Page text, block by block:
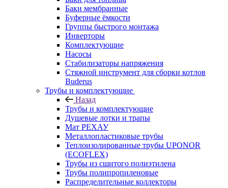
Баки мембранные
Буферные ёмкости
Группы быстрого монтажа
Инверторы
Комплектующие
Насосы
Стабилизаторы напряжения
Стяжной инструмент для сборки котлов
Buderus
Трубы и комплектующие
Назад
Трубы и комплектующие
Душевые лотки и трапы
Мат РЕХАУ
Металлопластиковые трубы
Теплоизолированные трубы UPONOR
(ECOFLEX)
Трубы из сшитого полиэтилена
Трубы полипропиленовые
Распределительные коллекторы